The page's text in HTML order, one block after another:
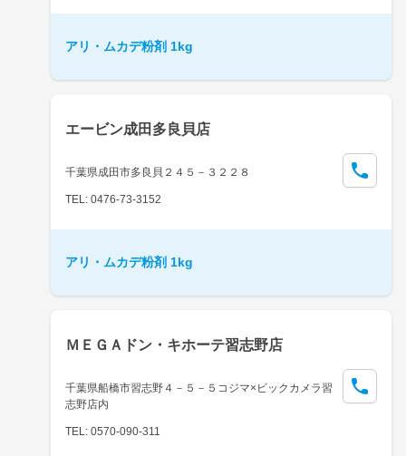
アリ・ムカデ粉剤 1kg
エービン成田多良貝店
千葉県成田市多良貝２４５－３２２８
TEL: 0476-73-3152
アリ・ムカデ粉剤 1kg
ＭＥＧＡドン・キホーテ習志野店
千葉県船橋市習志野４－５－５コジマ×ビックカメラ習
志野店内
TEL: 0570-090-311